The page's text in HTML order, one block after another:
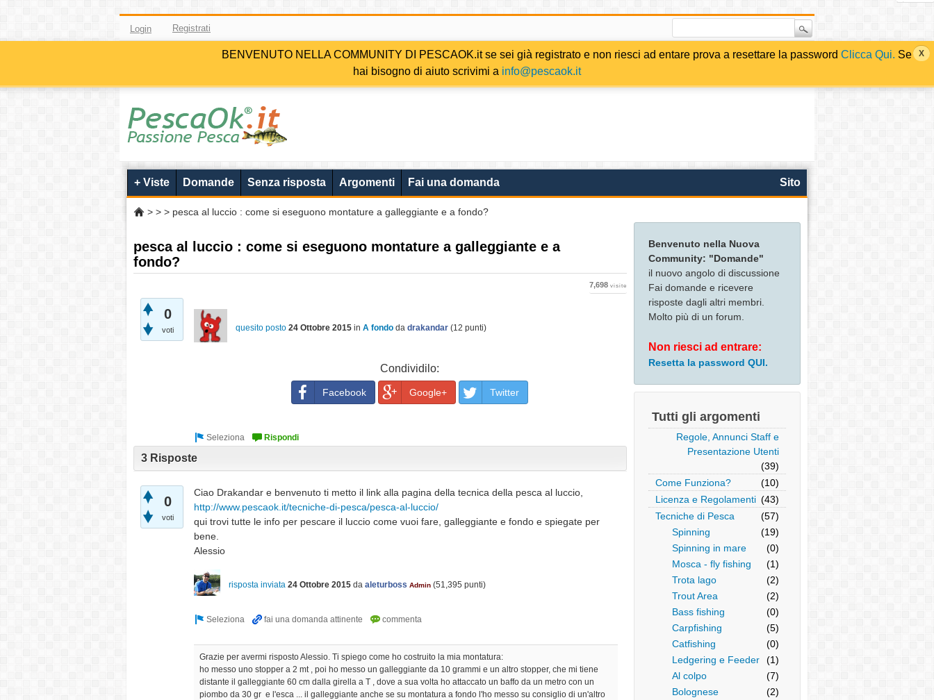
Login Registrati
BENVENUTO NELLA COMMUNITY DI PESCAOK.it se sei già registrato e non riesci ad entare prova a resettare la password Clicca Qui. Se
hai bisogno di aiuto scrivimi a info@pescaok.it
+ Viste Domande Senza risposta Argomenti Fai una domanda Sito
> > > pesca al luccio : come si eseguono montature a galleggiante e a fondo?
Benvenuto nella Nuova
Community: "Domande"
il nuovo angolo di discussione
Fai domande e ricevere
risposte dagli altri membri.
Molto più di un forum.
Non riesci ad entrare:
Resetta la password QUI.
Tutti gli argomenti
Regole, Annunci Staff e
Presentazione Utenti
(39)
Come Funziona?
(10)
Licenza e Regolamenti (43)
Tecniche di Pesca
(57)
Spinning
(19)
Spinning in mare
(0)
Mosca - fly fishing
(1)
Trota lago
(2)
Trout Area
(2)
Bass fishing
(0)
Carpfishing
(5)
Catfishing
(0)
Ledgering e Feeder
(1)
Al colpo
(7)
Bolognese
(2)
pesca al luccio : come si eseguono montature a galleggiante e a
fondo?
0
voti
7,698 visite
quesito posto 24 Ottobre 2015 in A fondo da drakandar (12 punti)
Condividilo:
Facebook Google+ Twitter
3 Risposte
0
voti
Ciao Drakandar e benvenuto ti metto il link alla pagina della tecnica della pesca al luccio,
http://www.pescaok.it/tecniche-di-pesca/pesca-al-luccio/
qui trovi tutte le info per pescare il luccio come vuoi fare, galleggiante e fondo e spiegate per
bene.
Alessio
risposta inviata 24 Ottobre 2015 da aleturboss Admin (51,395 punti)
Grazie per avermi risposto Alessio. Ti spiego come ho costruito la mia montatura:
ho messo uno stopper a 2 mt , poi ho messo un galleggiante da 10 grammi e un altro stopper, che mi tiene
distante il galleggiante 60 cm dalla girella a T , dove a sua volta ho attaccato un baffo da un metro con un
piombo da 30 gr e l'esca ... il galleggiante anche se su montatura a fondo l'ho messo su consiglio di un'altro